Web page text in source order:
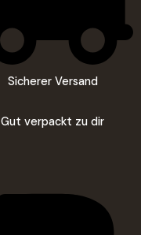
Sicherer Versand
Gut verpackt zu dir